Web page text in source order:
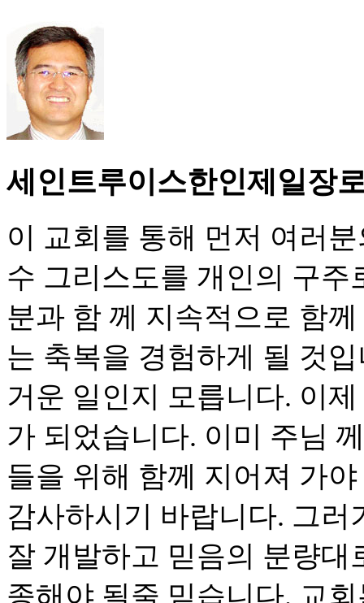
세인트루이스한인제일장
이 교회를 통해 먼저 여러
수 그리스도를 개인의 구
분과 함 께 지속적으로 함
는 축복을 경험하게 될 것
거운 일인지 모릅니다. 이
가 되었습니다. 이미 주님
들을 위해 함께 지어져 가
감사하시기 바랍니다. 그
잘 개발하고 믿음의 분량
종해야 될줄 믿습니다. 교